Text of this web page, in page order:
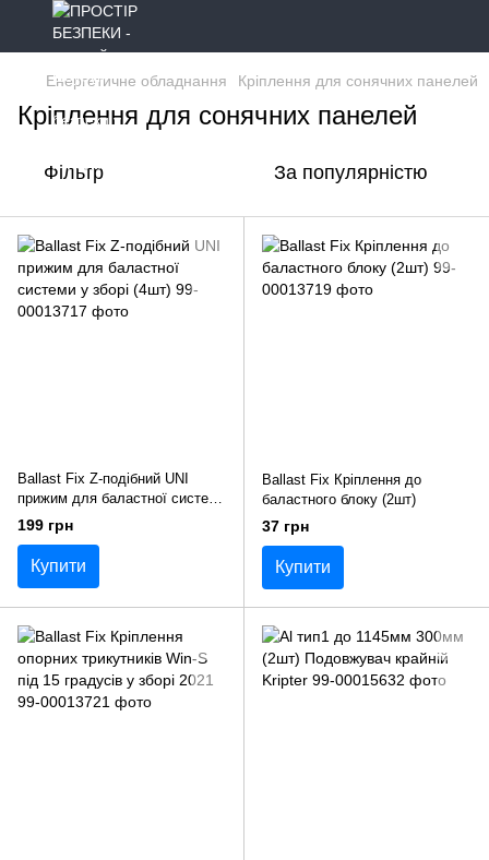
Енергетичне обладнання Кріплення для сонячних панелей
Кріплення для сонячних панелей
Фільтр За популярністю
Ballast Fix Z-подібний UNI
прижим для баластної системи
у зборі (4шт)
199 грн
Купити
Ballast Fix Кріплення до
баластного блоку (2шт)
37 грн
Купити